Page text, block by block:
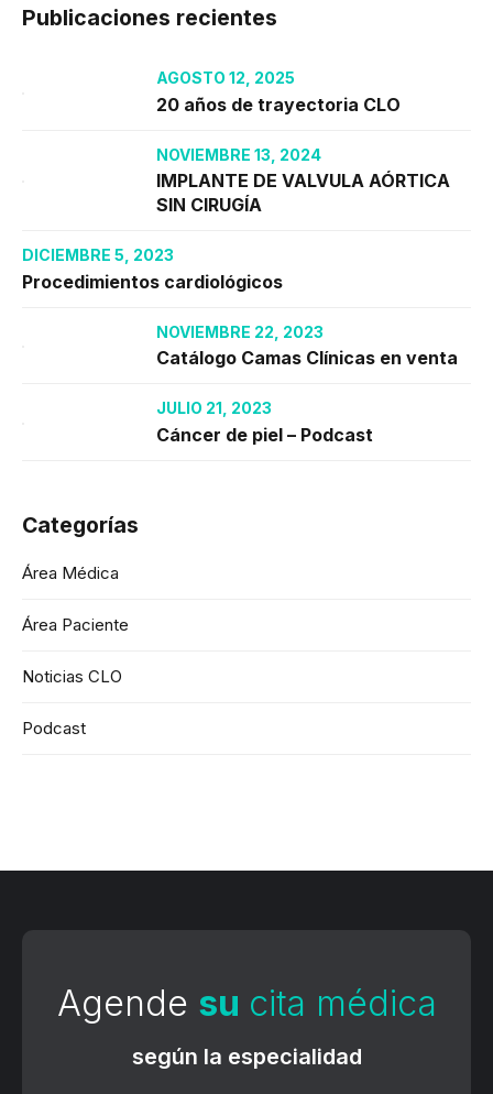
Publicaciones recientes
AGOSTO 12, 2025
20 años de trayectoria CLO
NOVIEMBRE 13, 2024
IMPLANTE DE VALVULA AÓRTICA
SIN CIRUGÍA
DICIEMBRE 5, 2023
Procedimientos cardiológicos
NOVIEMBRE 22, 2023
Catálogo Camas Clínicas en venta
JULIO 21, 2023
Cáncer de piel – Podcast
Categorías
Área Médica
Área Paciente
Noticias CLO
Podcast
Agende su cita médica
según la especialidad